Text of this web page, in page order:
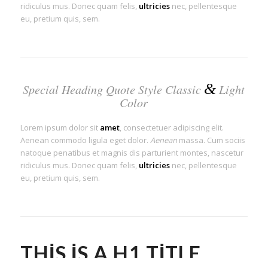
ridiculus mus. Donec quam felis, ultriciesnec, pellentesque
eu, pretium quis, sem.
Special Heading Quote Style Classic &Light
Color
Lorem ipsum dolor sit amet, consectetuer adipiscing elit.
Aenean commodo ligula eget dolor. Aeneanmassa. Cum sociis
natoque penatibus et magnis dis parturient montes, nascetur
ridiculus mus. Donec quam felis, ultriciesnec, pellentesque
eu, pretium quis, sem.